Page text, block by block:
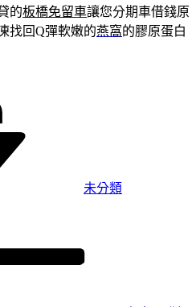
的板橋免留車讓您分期車借錢原
找回Q彈軟嫩的燕窩的膠原蛋白
未分類